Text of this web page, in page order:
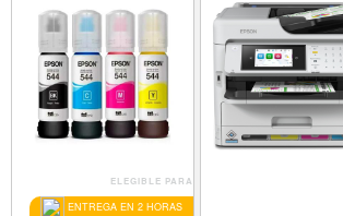
ELEGIBLE PARA
ENTREGA EN 2 HORAS